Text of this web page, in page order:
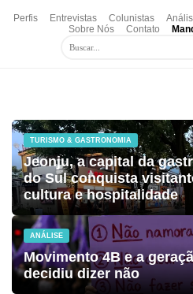
Perfis Entrevistas Colunistas
Sobre Nós
Contato
TURISMO & GASTRONOMIA
Jeonju, a capital da
do Sul conquista
cultura e hospitalidade
ANÁLISE
Movimento 4B e a
decidiu dizer não